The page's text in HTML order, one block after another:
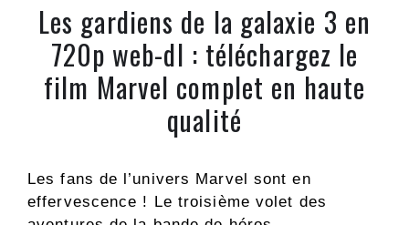
Les gardiens de la galaxie 3 en
720p web-dl : téléchargez le
film Marvel complet en haute
qualité
Les fans de l’univers Marvel sont en
effervescence ! Le troisième volet des